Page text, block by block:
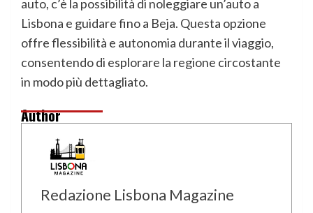
auto, c’è la possibilità di noleggiare un’auto a
Lisbona e guidare fino a Beja. Questa opzione
offre flessibilità e autonomia durante il viaggio,
consentendo di esplorare la regione circostante
in modo più dettagliato.
Author
Redazione Lisbona Magazine